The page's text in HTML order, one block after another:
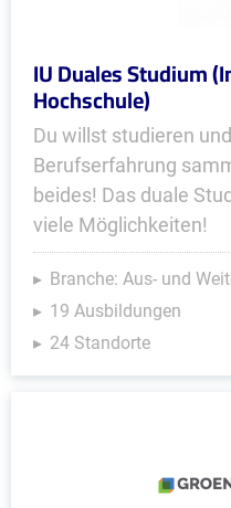
IU Duales Studium
Hochschule)
Du willst studieren
Berufserfahrung
beides! Das duale
viele Möglichkeiten!
Branche: Aus- und
19 Ausbildungen
24 Standorte